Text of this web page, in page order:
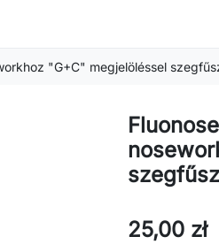
"G+C" megjelöléssel
25,00 zł